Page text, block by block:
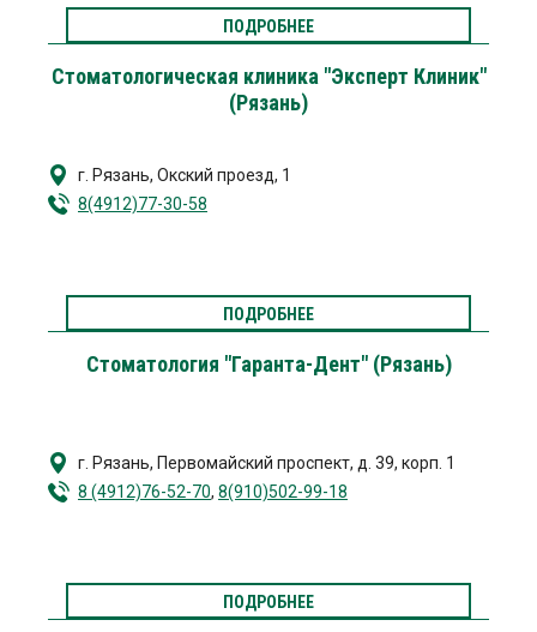
ПОДРОБНЕЕ
Стоматологическая клиника "Эксперт Клиник"
(Рязань)
г. Рязань, Окский проезд, 1
8(4912)77-30-58
ПОДРОБНЕЕ
Стоматология "Гаранта-Дент" (Рязань)
г. Рязань, Первомайский проспект, д. 39, корп. 1
8 (4912)76-52-70, 8(910)502-99-18
ПОДРОБНЕЕ